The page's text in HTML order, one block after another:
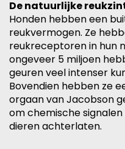
De natuurlijke
Honden hebben een
reukvermogen. Ze
reukreceptoren in hun
ongeveer 5 miljoen
geuren veel intenser
Bovendien hebben ze
orgaan van Jacobson
om chemische
dieren achterlaten.